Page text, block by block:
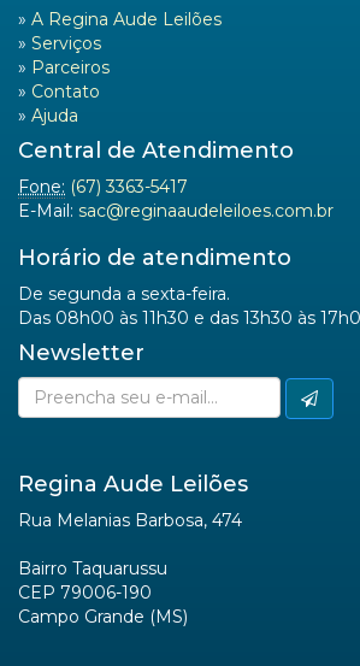
» A Regina Aude Leilões
» Serviços
» Parceiros
» Contato
» Ajuda
Central de Atendimento
Fone: (67) 3363-5417
E-Mail: sac@reginaaudeleiloes.com.br
Horário de atendimento
De segunda a sexta-feira.
Das 08h00 às 11h30 e das 13h30 às
Newsletter
Regina Aude Leilões
Rua Melanias Barbosa, 474
Bairro Taquarussu
CEP 79006-190
Campo Grande (MS)